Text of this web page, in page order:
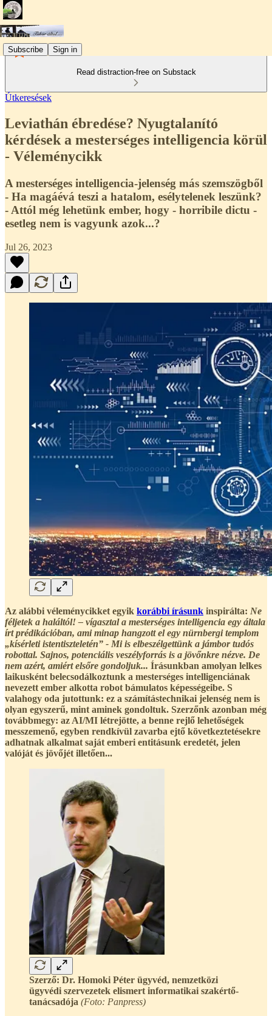
Subscribe Sign in
Read distraction-free on Substack
Útkeresések
Leviathán ébredése? Nyugtalanító
kérdések a mesterséges intelligencia körül
- Véleménycikk
A mesterséges intelligencia-jelenség más szemszögből
- Ha magáévá teszi a hatalom, esélytelenek leszünk?
- Attól még lehetünk ember, hogy - horribile dictu -
esetleg nem is vagyunk azok...?
Jul 26, 2023
Az alábbi véleménycikket egyik korábbi írásunk inspirálta: Ne
féljetek a haláltól! – vígasztal a mesterséges intelligencia egy általa
írt prédikációban, ami minap hangzott el egy nürnbergi templom
„kísérleti istentiszteletén” - Mi is elbeszélgettünk a jámbor tudós
robottal. Sajnos, potenciális veszélyforrás is a jövőnkre nézve. De
nem azért, amiért elsőre gondoljuk... Írásunkban amolyan lelkes
laikusként belecsodálkoztunk a mesterséges intelligenciának
nevezett ember alkotta robot bámulatos képességeibe. S
valahogy oda jutottunk: ez a számítástechnikai jelenség nem is
olyan egyszerű, mint aminek gondoltuk. Szerzőnk azonban még
továbbmegy: az AI/MI létrejötte, a benne rejlő lehetőségek
messzemenő, egyben rendkívül zavarba ejtő következtetésekre
adhatnak alkalmat saját emberi entitásunk eredetét, jelen
valóját és jövőjét illetően...
Szerző: Dr. Homoki Péter ügyvéd, nemzetközi
ügyvédi szervezetek elismert informatikai szakértő-
tanácsadója (Foto: Panpress)